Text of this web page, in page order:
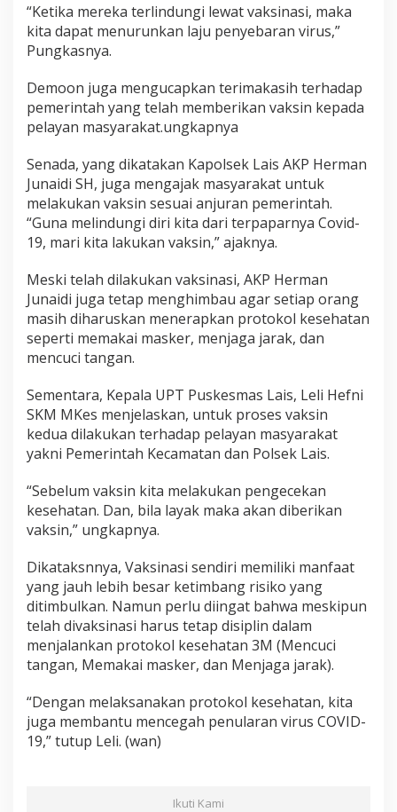
“Ketika mereka terlindungi lewat vaksinasi, maka
kita dapat menurunkan laju penyebaran virus,”
Pungkasnya.
Demoon juga mengucapkan terimakasih terhadap
pemerintah yang telah memberikan vaksin kepada
pelayan masyarakat.ungkapnya
Senada, yang dikatakan Kapolsek Lais AKP Herman
Junaidi SH, juga mengajak masyarakat untuk
melakukan vaksin sesuai anjuran pemerintah.
“Guna melindungi diri kita dari terpaparnya Covid-
19, mari kita lakukan vaksin,” ajaknya.
Meski telah dilakukan vaksinasi, AKP Herman
Junaidi juga tetap menghimbau agar setiap orang
masih diharuskan menerapkan protokol kesehatan
seperti memakai masker, menjaga jarak, dan
mencuci tangan.
Sementara, Kepala UPT Puskesmas Lais, Leli Hefni
SKM MKes menjelaskan, untuk proses vaksin
kedua dilakukan terhadap pelayan masyarakat
yakni Pemerintah Kecamatan dan Polsek Lais.
“Sebelum vaksin kita melakukan pengecekan
kesehatan. Dan, bila layak maka akan diberikan
vaksin,” ungkapnya.
Dikataksnnya, Vaksinasi sendiri memiliki manfaat
yang jauh lebih besar ketimbang risiko yang
ditimbulkan. Namun perlu diingat bahwa meskipun
telah divaksinasi harus tetap disiplin dalam
menjalankan protokol kesehatan 3M (Mencuci
tangan, Memakai masker, dan Menjaga jarak).
“Dengan melaksanakan protokol kesehatan, kita
juga membantu mencegah penularan virus COVID-
19,” tutup Leli. (wan)
Ikuti Kami